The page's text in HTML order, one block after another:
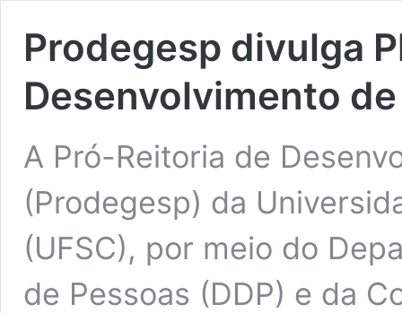
Prodegesp divulga
Desenvolvimento
A Pró-Reitoria de
(Prodegesp) da
(UFSC), por meio do
de Pessoas (DDP) e da